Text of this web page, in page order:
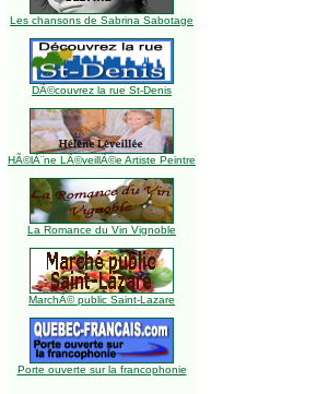
Les chansons de Sabrina Sabotage
DÃ©couvrez la rue St-Denis
HÃ©lÃ¨ne LÃ©veillÃ©e Artiste Peintre
La Romance du Vin Vignoble
MarchÃ© public Saint-Lazare
Porte ouverte sur la francophonie